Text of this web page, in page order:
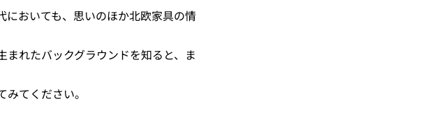
おいても、思いのほか北欧家具の情
れたバックグラウンドを知ると、ま
てください。